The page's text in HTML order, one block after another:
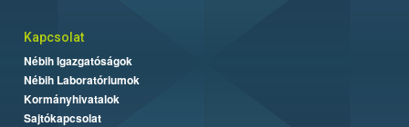
Kapcsolat
Nébih Igazgatóságok
Nébih Laboratóriumok
Kormányhivatalok
Sajtókapcsolat